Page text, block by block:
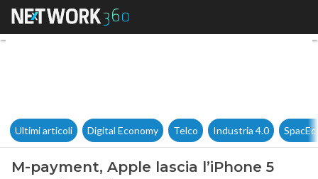
M-payment, Apple lascia
Ultimi articoli Digital Economy Telco Industria 4.0
M-payment, Apple lascia l’iPhone 5